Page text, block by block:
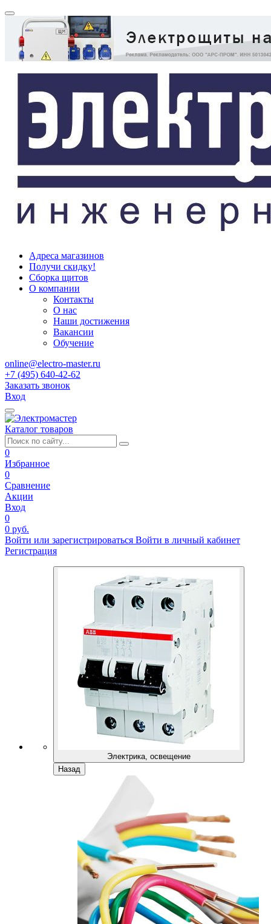
Адреса магазинов
Получи скидку!
Сборка щитов
О компании
Контакты
О нас
Наши достижения
Вакансии
Обучение
online@electro-master.ru
+7 (495) 640-42-62
Заказать звонок
Вход
Каталог товаров
0
Избранное
0
Сравнение
Акции
Вход
0
0 руб.
Войти или зарегистрироваться Войти в личный кабинет
Регистрация
Электрика, освещение
Назад